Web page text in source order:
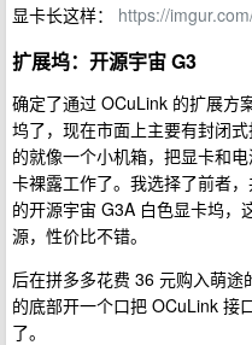
显卡长这样： https://
扩展坞：开源宇宙 G3
确定了通过 OCuLink 的扩展方
坞了，现在市面上主要有封闭
的就像一个小机箱，把显卡和
卡裸露工作了。我选择了前者
的开源宇宙 G3A 白色显卡坞，
源，性价比不错。
后在拼多多花费 36 元购入萌
的底部开一个口把 OCuLink 接
了。